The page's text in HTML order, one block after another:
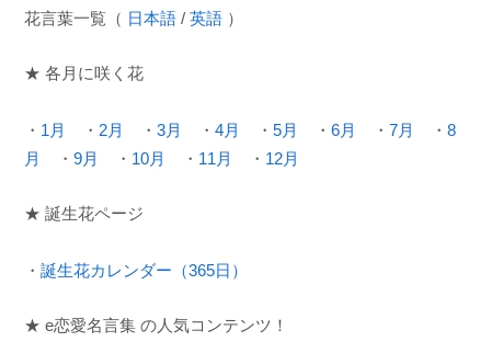
花言葉一覧（ 日本語 / 英語 ）
★ 各月に咲く花
・ 1月 ・ 2月 ・ 3月 ・ 4月 ・ 5月 ・ 6月 ・ 7月 ・ 8
月
・ 9月 ・ 10月 ・ 11月 ・ 12月
★ 誕生花ページ
・ 誕生花カレンダー（365日）
★ e恋愛名言集 の人気コンテンツ！